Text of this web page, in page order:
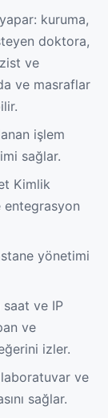
kuruma,
doktora,
ve
ve masraflar
işlem
sağlar.
Kimlik
entegrasyon
yönetimi
saat ve IP
ve
izler.
ve
sağlar.